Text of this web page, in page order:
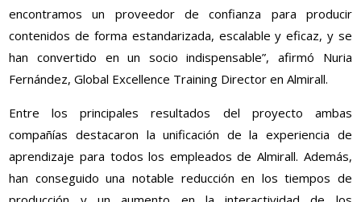
encontramos un proveedor de confianza para producir
contenidos de forma estandarizada, escalable y eficaz, y se
han convertido en un socio indispensable”, afirmó Nuria
Fernández, Global Excellence Training Director en Almirall.
Entre los principales resultados del proyecto ambas
compañías destacaron la unificación de la experiencia de
aprendizaje para todos los empleados de Almirall. Además,
han conseguido una notable reducción en los tiempos de